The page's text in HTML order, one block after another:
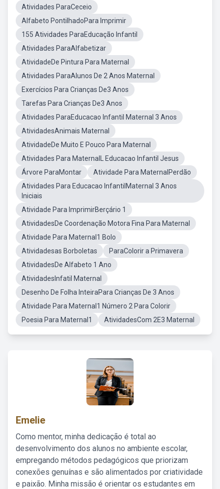
Atividades ParaCeceio
Alfabeto PontilhadoPara Imprimir
155 Atividades ParaEducação Infantil
Atividades ParaAlfabetizar
AtividadeDe Pintura Para Maternal
Atividades ParaAlunos De 2 Anos Maternal
Exercícios Para Crianças De3 Anos
Tarefas Para Crianças De3 Anos
Atividades ParaEducacao Infantil Maternal 3 Anos
AtividadesAnimais Maternal
AtividadeDe Muito E Pouco Para Maternal
Atividades Para MaternalL Educacao Infantil Jesus
Árvore ParaMontar
Atividade Para MaternalPerdão
Atividades Para Educacao InfantilMaternal 3 Anos
Iniciais
Atividade Para ImprimirBerçário 1
AtividadesDe Coordenação Motora Fina Para Maternal
Atividade Para Maternal1 Bolo
Atividadesas Borboletas
ParaColorir a Primavera
AtividadesDe Alfabeto 1 Ano
AtividadesInfatil Maternal
Desenho De Folha InteiraPara Crianças De 3 Anos
Atividade Para Maternal1 Número 2 Para Colorir
Poesia Para Maternal1
AtividadesCom 2E3 Maternal
Emelie
Como mentor, minha dedicação é total ao
desenvolvimento dos alunos no ambiente escolar,
empregando métodos pedagógicos que priorizam
conexões genuínas e são alimentados por criatividade
e paixão. Minha missão é orientar os estudantes em